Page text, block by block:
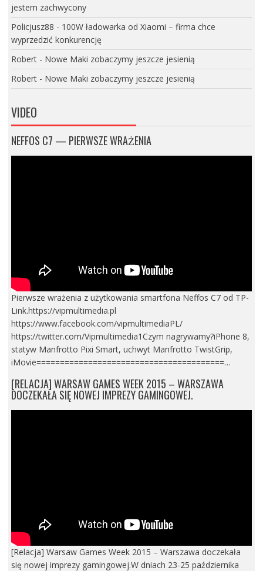
jestem zachwycony
Policjusz88 - 100W ładowarka od Xiaomi – firma chce
wyprzedzić konkurencję
Robert- Nowe Maki zobaczymy jeszcze jesienią
Robert- Nowe Maki zobaczymy jeszcze jesienią
VIDEO
NEFFOS C7 — PIERWSZE WRAŻENIA
Pierwsze wrażenia z użytkowania smartfona Neffos C7 od TP-
Link.https://vipmultimedia.pl
https://www.facebook.com/vipmultimediaPL/
https://twitter.com/Vipmultimedia1Czym nagrywamy?iPhone 8,
statyw Manfrotto Pixi Smart, uchwyt Manfrotto TwistGrip,
iMovie========================================…
[RELACJA] WARSAW GAMES WEEK 2015 – WARSZAWA
DOCZEKAŁA SIĘ NOWEJ IMPREZY GAMINGOWEJ.
[Relacja] Warsaw Games Week 2015 – Warszawa doczekała
się nowej imprezy gamingowej.W dniach 23-25 października